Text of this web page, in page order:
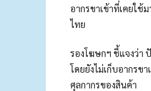
อากรขาเข้าที่เคยใช้
ไทย
รองโฆษกฯ ชี้แจงว่า
โดยยังไม่เก็บอากรข
ศุลกากรของสินค้า